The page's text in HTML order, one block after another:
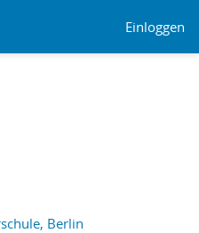
Einloggen
Berlin